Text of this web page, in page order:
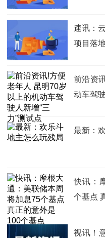
速讯：
项目落
前沿资
动车驾
最新：
快讯：
个基点
视讯！